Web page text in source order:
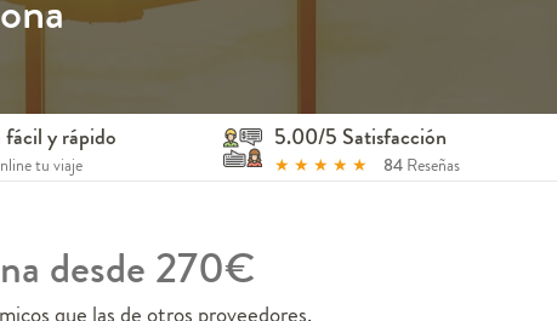
fácil y rápido
tu viaje
5.00/5 Satisfacción
★ ★ ★ ★ ★ 84Reseñas
desde 270€
que las de otros proveedores.